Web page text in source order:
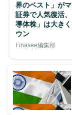
界のベスト」が
証券で人気復活
導体株」は大き
ウン
Finasee編集部